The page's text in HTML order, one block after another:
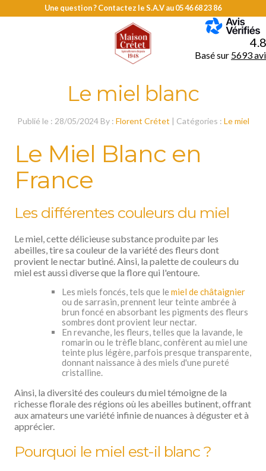
MENU
Une question ? Contactez le S.A.V au05 46 68 23 86
4.8
Basé sur 5693
Le miel blanc
Publié le : 28/05/2024 By : Florent Crétet | Catégories : Le miel
Le Miel Blanc en
France
Les différentes couleurs du miel
Le miel, cette délicieuse substance produite par les
abeilles, tire sa couleur de la variété des fleurs dont
provient le nectar butiné. Ainsi, la palette de couleurs du
miel est aussi diverse que la flore qui l'entoure.
Les miels foncés, tels que le miel de châtaignier
ou de sarrasin, prennent leur teinte ambrée à
brun foncé en absorbant les pigments des fleurs
sombres dont provient leur nectar.
En revanche, les fleurs, telles que la lavande, le
romarin ou le trèfle blanc, confèrent au miel une
teinte plus légère, parfois presque transparente,
donnant naissance à des miels d'une pureté
cristalline.
Ainsi, la diversité des couleurs du miel témoigne de la
richesse florale des régions où les abeilles butinent, offrant
aux amateurs une variété infinie de nuances à déguster et à
apprécier.
Pourquoi le miel est-il blanc ?